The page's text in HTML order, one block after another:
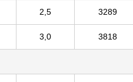
2,5 3289
3,0 3818